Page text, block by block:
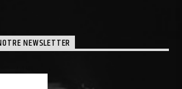
NEWSLETTER